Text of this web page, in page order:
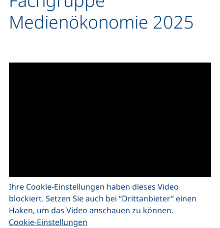
Medienökonomie 2025
Ihre Cookie-Einstellungen haben dieses Video
blockiert. Setzen Sie auch bei “Drittanbieter” einen
Haken, um das Video anschauen zu können.
Cookie-Einstellungen